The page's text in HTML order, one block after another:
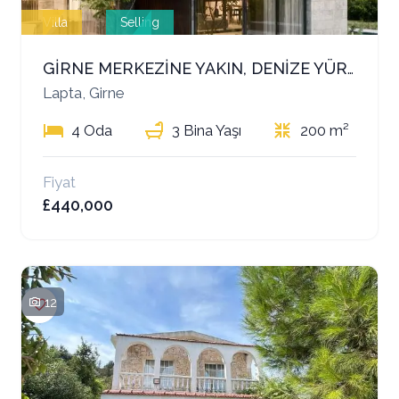
Villa Selling
GİRNE MERKEZİNE YAKIN, DENİZE YÜRÜME MESAFESİNDE LÜKS 4+1 VİLLA! İNGİLİZCE:
Lapta, Girne
4 Oda 3 Bina Yaşı 200 m²
Fiyat
£440,000
12